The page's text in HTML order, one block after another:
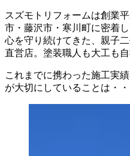
スズモトリフォームは創業
市・藤沢市・寒川町に密着
心を守り続けてきた、親子
直営店。塗装職人も大工も
これまでに携わった施工実
が大切にしていることは・・